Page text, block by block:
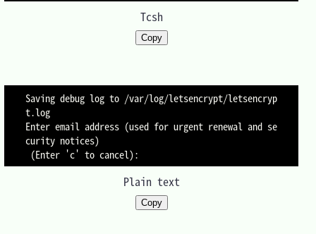
Tcsh
Copy
Saving debug log to /var/log/letsencrypt/letsencryp
t.log
Enter email address (used for urgent renewal and se
curity notices)
Plain text
Copy